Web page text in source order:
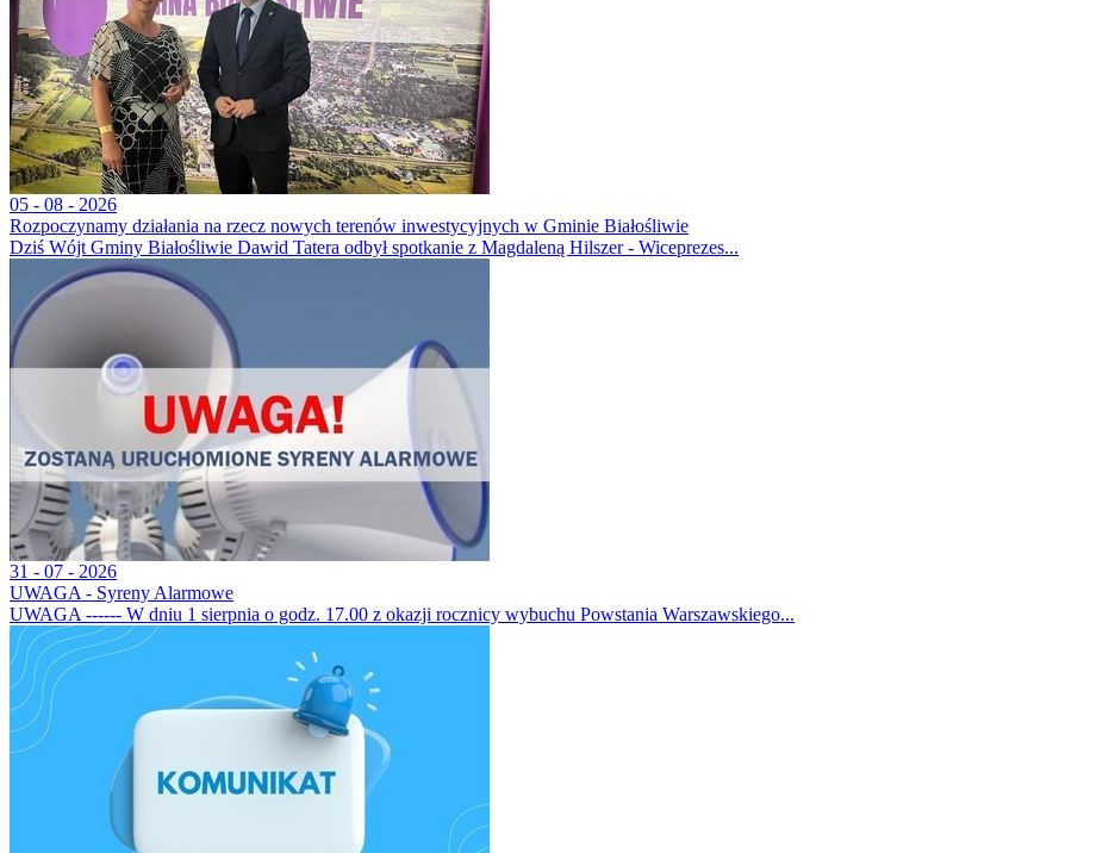
05 - 08 - 2026
Rozpoczynamy działania na rzecz nowych terenów inwestycyjnych w Gminie Białośliwie
Dziś Wójt Gminy Białośliwie Dawid Tatera odbył spotkanie z Magdaleną Hilszer - Wiceprezes...
31 - 07 - 2026
UWAGA - Syreny Alarmowe
UWAGA ------ W dniu 1 sierpnia o godz. 17.00 z okazji rocznicy wybuchu Powstania Warszawskiego...